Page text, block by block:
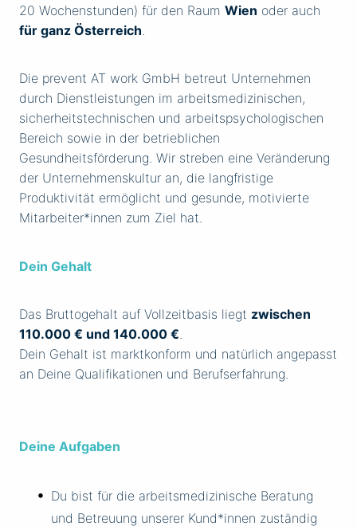
20 Wochenstunden) für den Raum Wien oder auch
für ganz Österreich.
Die prevent AT work GmbH betreut Unternehmen
durch Dienstleistungen im arbeitsmedizinischen,
sicherheitstechnischen und arbeitspsychologischen
Bereich sowie in der betrieblichen
Gesundheitsförderung. Wir streben eine Veränderung
der Unternehmenskultur an, die langfristige
Produktivität ermöglicht und gesunde, motivierte
Mitarbeiter*innen zum Ziel hat.
Dein Gehalt
Das Bruttogehalt auf Vollzeitbasis liegt zwischen
110.000 € und 140.000 €
Dein Gehalt ist marktkonform und natürlich angepasst
an Deine Qualifikationen und Berufserfahrung.
Deine Aufgaben
Du bist für die arbeitsmedizinische Beratung
und Betreuung unserer Kund*innen zuständig